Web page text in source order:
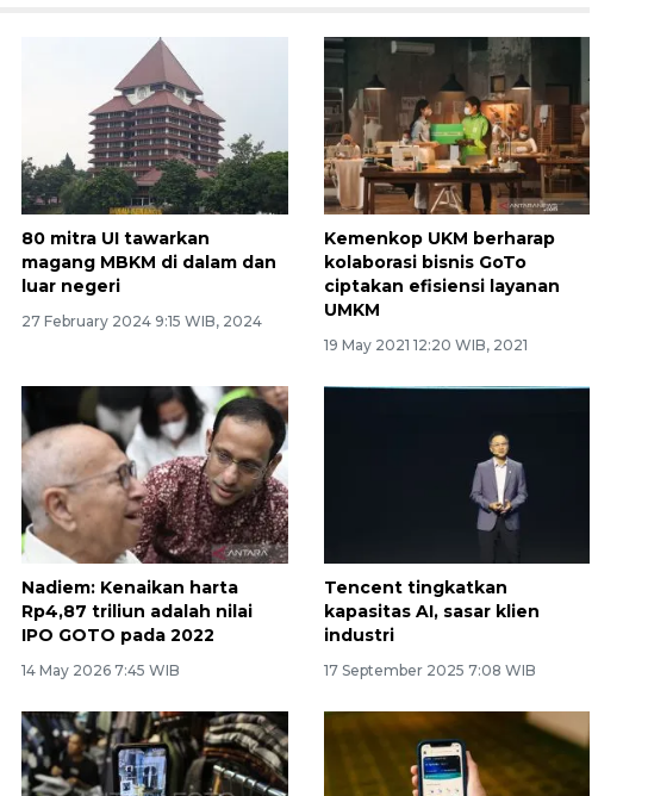
80 mitra UI tawarkan
magang MBKM di dalam dan
luar negeri
27 February 2024 9:15 WIB, 2024
Kemenkop UKM berharap
kolaborasi bisnis GoTo
ciptakan efisiensi layanan
UMKM
19 May 2021 12:20 WIB, 2021
Nadiem: Kenaikan harta
Rp4,87 triliun adalah nilai
IPO GOTO pada 2022
14 May 2026 7:45 WIB
Tencent tingkatkan
kapasitas AI, sasar klien
industri
17 September 2025 7:08 WIB